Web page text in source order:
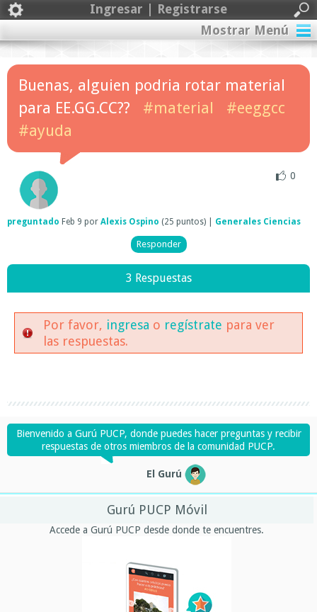
Ingresar | Registrarse
Mostrar Menú
Buenas, alguien podria rotar material
para EE.GG.CC??
#material
#eeggcc
#ayuda
0
preguntado Feb 9 por Alexis Ospino (25 puntos) Generales Ciencias
3 Respuestas
Por favor, ingresa o regístrate para ver
las respuestas.
Bienvenido a Gurú PUCP, donde puedes hacer preguntas y recibir
respuestas de otros miembros de la comunidad PUCP.
El Gurú
Gurú PUCP Móvil
Accede a Gurú PUCP desde donde te encuentres.